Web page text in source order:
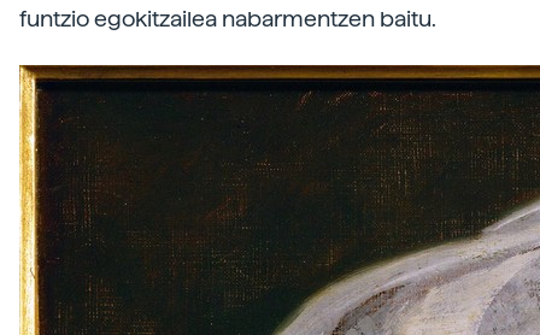
funtzio egokitzailea nabarmentzen baitu.